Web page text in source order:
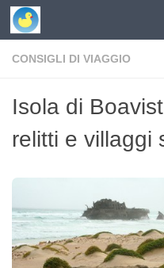
Skip to content
CONSIGLI DI VIAGGIO
Isola di
relitti e villaggi